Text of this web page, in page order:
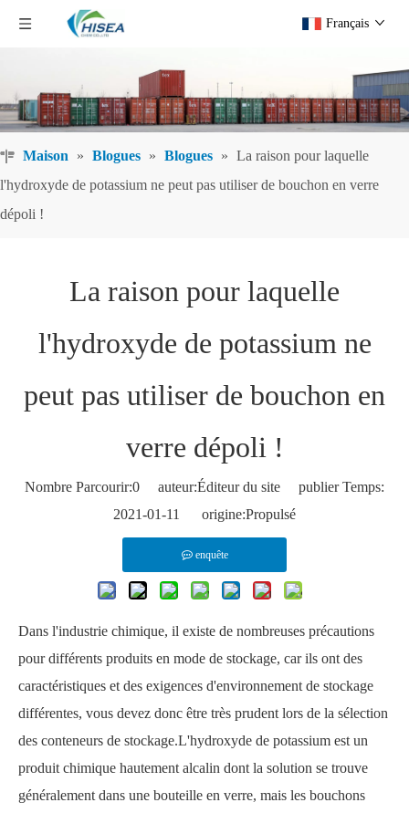
Français
Maison » Blogues » Blogues » La raison pour laquelle
l'hydroxyde de potassium ne peut pas utiliser de bouchon en verre
dépoli !
La raison pour laquelle
l'hydroxyde de potassium ne
peut pas utiliser de bouchon en
verre dépoli !
Nombre Parcourir:0 auteur:Éditeur du site publier Temps:
2021-01-11 origine:Propulsé
enquête
Dans l'industrie chimique, il existe de nombreuses précautions
pour différents produits en mode de stockage, car ils ont des
caractéristiques et des exigences d'environnement de stockage
différentes, vous devez donc être très prudent lors de la sélection
des conteneurs de stockage.L'hydroxyde de potassium est un
produit chimique hautement alcalin dont la solution se trouve
généralement dans une bouteille en verre, mais les bouchons